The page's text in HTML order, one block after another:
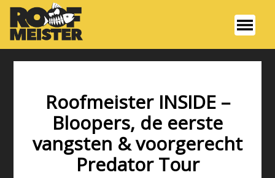
Roofmeister INSIDE –
Bloopers, de eerste
vangsten & voorgerecht
Predator Tour